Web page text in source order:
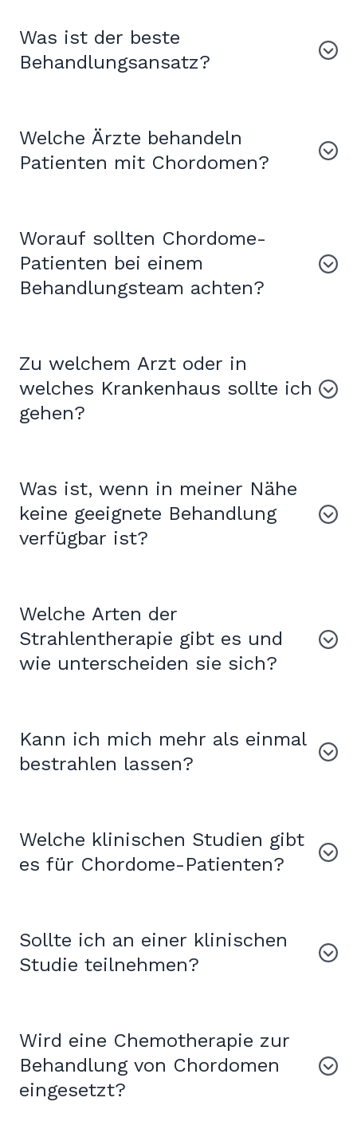
Was ist der beste
Behandlungsansatz?
Welche Ärzte behandeln
Patienten mit Chordomen?
Worauf sollten Chordome-
Patienten bei einem
Behandlungsteam achten?
Zu welchem Arzt oder in
welches Krankenhaus sollte ich
gehen?
Was ist, wenn in meiner Nähe
keine geeignete Behandlung
verfügbar ist?
Welche Arten der
Strahlentherapie gibt es und
wie unterscheiden sie sich?
Kann ich mich mehr als einmal
bestrahlen lassen?
Welche klinischen Studien gibt
es für Chordome-Patienten?
Sollte ich an einer klinischen
Studie teilnehmen?
Wird eine Chemotherapie zur
Behandlung von Chordomen
eingesetzt?